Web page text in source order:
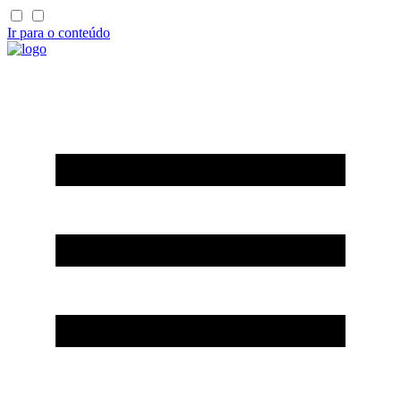
Ir para o conteúdo